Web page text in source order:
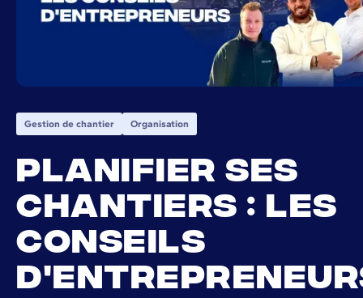
Gestion de chantier Organisation
Planifier ses
chantiers : les
conseils